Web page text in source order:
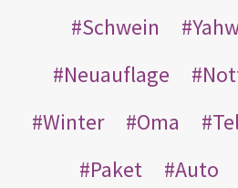
Schwein
Neuauflage
Winter
Oma
Paket
Auto